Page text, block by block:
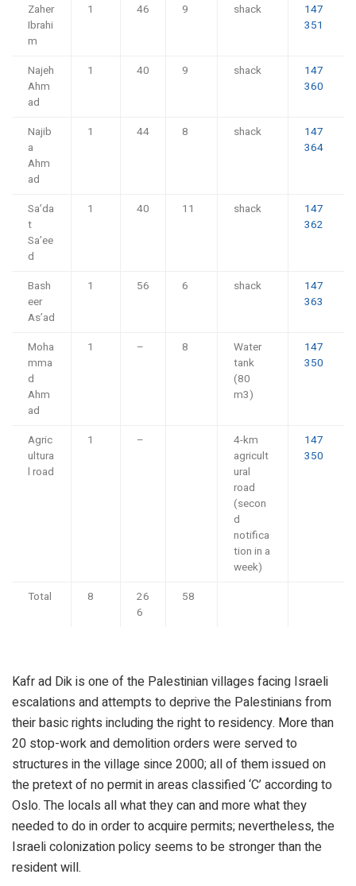
Zaher
Ibrahi
m
1 46 9 shack
147
351
Najeh
Ahm
ad
1 40 9 shack
147
360
Najib
a
Ahm
ad
1 44 8 shack
147
364
Sa’da
t
Sa’ee
d
1 40 11 shack
147
362
Bash
eer
As’ad
1 56 6 shack
147
363
Moha
mma
d
Ahm
ad
1 – 8
Water
tank
(80
m3)
147
350
Agric
ultura
l road
1 –
4-km
agricult
ural
road
(secon
d
notifica
tion in a
week)
147
350
Total 8
26
6
58
Kafr ad Dik is one of the Palestinian villages facing Israeli
escalations and attempts to deprive the Palestinians from
their basic rights including the right to residency. More than
20 stop-work and demolition orders were served to
structures in the village since 2000; all of them issued on
the pretext of no permit in areas classified ‘C’ according to
Oslo. The locals all what they can and more what they
needed to do in order to acquire permits; nevertheless, the
Israeli colonization policy seems to be stronger than the
resident will.